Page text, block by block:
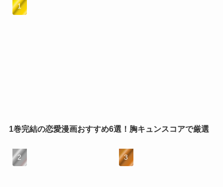
1巻完結の恋愛漫画おすすめ6選！胸キュンスコアで厳選